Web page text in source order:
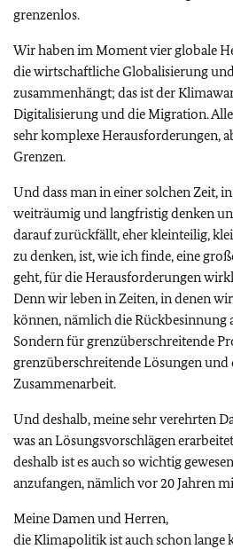
grenzenlos.
Wir haben im Moment vier globale
die wirtschaftliche Globalisierung
zusammenhängt; das ist der
Digitalisierung und die Migration.
sehr komplexe Herausforderungen,
Grenzen.
Und dass man in einer solchen Zeit,
weiträumig und langfristig denken
darauf zurückfällt, eher kleinteilig,
zu denken, ist, wie ich finde, eine
geht, für die Herausforderungen
Denn wir leben in Zeiten, in denen
können, nämlich die Rückbesinnung
Sondern für grenzüberschreitende
grenzüberschreitende Lösungen
Zusammenarbeit.
Und deshalb, meine sehr verehrten
was an Lösungsvorschlägen
deshalb ist es auch so wichtig
anzufangen, nämlich vor 20 Jahren
Meine Damen und Herren,
die Klimapolitik ist auch schon